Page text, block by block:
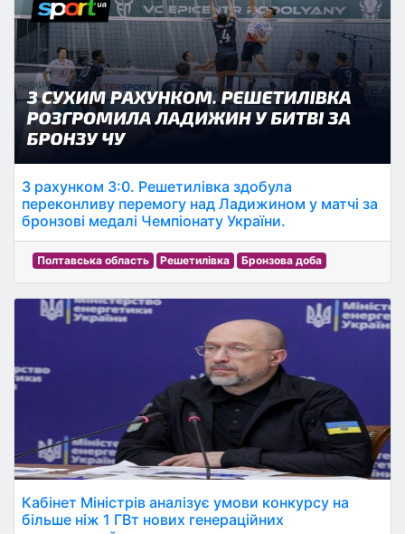
З рахунком 3:0. Решетилівка здобула
переконливу перемогу над Ладижином у матчі за
бронзові медалі Чемпіонату України.
Полтавська область Решетилівка Бронзова доба
Кабінет Міністрів аналізує умови конкурсу на
більше ніж 1 ГВт нових генераційних